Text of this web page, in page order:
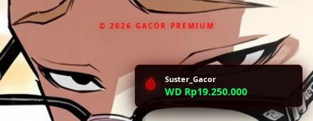
🩸 Suster_Gacor
WD Rp19.250.000
© 2026 GACOR PREMIUM